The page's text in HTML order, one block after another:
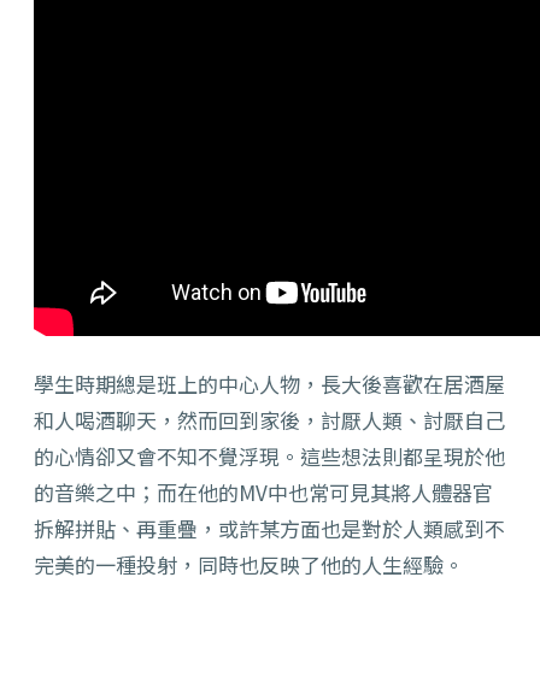
學生時期總是班上的中心人物，長大後喜歡在居酒屋
和人喝酒聊天，然而回到家後，討厭人類、討厭自己
的心情卻又會不知不覺浮現。這些想法則都呈現於他
的音樂之中；而在他的MV中也常可見其將人體器官
拆解拼貼、再重疊，或許某方面也是對於人類感到不
完美的一種投射，同時也反映了他的人生經驗。